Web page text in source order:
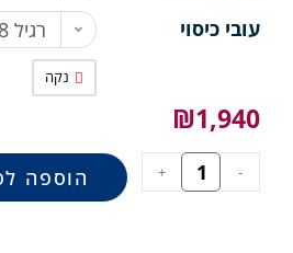
עובי כיסוי
רגיל 6-8 ס"מ
נקה
₪1,940
-
+ הוספה